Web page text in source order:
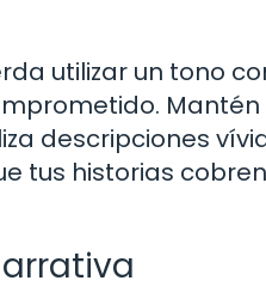
utilizar un tono
Mantén
descripciones
tus historias